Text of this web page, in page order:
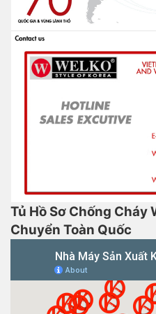
Tủ Hồ Sơ Chống Cháy
Chuyển Toàn Quốc